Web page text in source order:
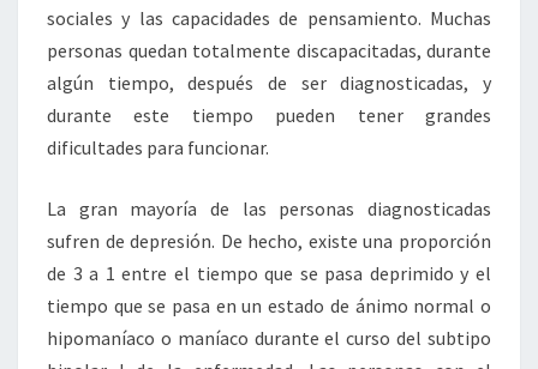
sociales y las capacidades de pensamiento. Muchas
personas quedan totalmente discapacitadas, durante
algún tiempo, después de ser diagnosticadas, y
durante este tiempo pueden tener grandes
dificultades para funcionar.
La gran mayoría de las personas diagnosticadas
sufren de depresión. De hecho, existe una proporción
de 3 a 1 entre el tiempo que se pasa deprimido y el
tiempo que se pasa en un estado de ánimo normal o
hipomaníaco o maníaco durante el curso del subtipo